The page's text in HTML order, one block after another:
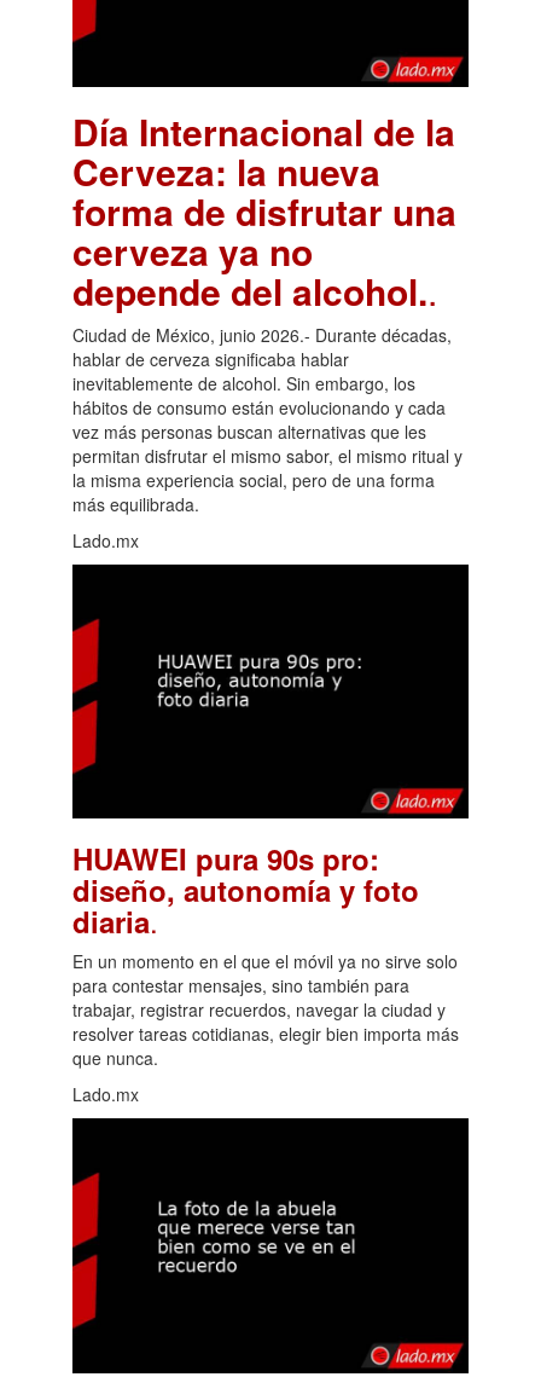
Día Internacional de la
Cerveza: la nueva
forma de disfrutar una
cerveza ya no
depende del alcohol..
Ciudad de México, junio 2026.- Durante décadas,
hablar de cerveza significaba hablar
inevitablemente de alcohol. Sin embargo, los
hábitos de consumo están evolucionando y cada
vez más personas buscan alternativas que les
permitan disfrutar el mismo sabor, el mismo ritual y
la misma experiencia social, pero de una forma
más equilibrada.
Lado.mx
HUAWEI pura 90s pro:
diseño, autonomía y foto
diaria.
En un momento en el que el móvil ya no sirve solo
para contestar mensajes, sino también para
trabajar, registrar recuerdos, navegar la ciudad y
resolver tareas cotidianas, elegir bien importa más
que nunca.
Lado.mx